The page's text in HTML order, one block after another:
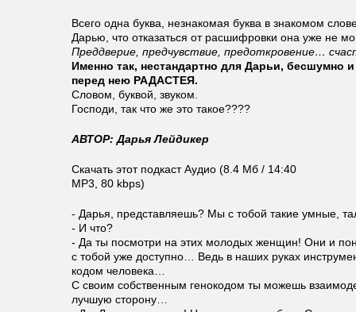
Всего одна буква, незнакомая буква в знакомом
Дарью, что отказаться от расшифровки она уже не
Преддверие, предчувствие, предоткровение…
Именно так, нестандартно для Дарьи, бесшумно
перед нею РАДАСТЕЯ.
Словом, буквой, звуком.
Господи, так что же это такое????
АВТОР: Дарья Лейдикер
Скачать этот подкаст Аудио (8.4 Мб / 14:40
MP3, 80 kbps)
- Дарья, представляешь? Мы с тобой такие умные,
- И что?
- Да ты посмотри на этих молодых женщин! Они и
с тобой уже доступно… Ведь в наших руках
кодом человека…
С своим собственным генокодом ты можешь
лучшую сторону…